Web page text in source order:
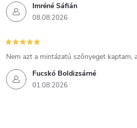
Imréné Sáfián
08.08.2026
Fucskó Boldizsárné
01.08.2026
Nem azt a mintázatú szőnyeget kaptam,